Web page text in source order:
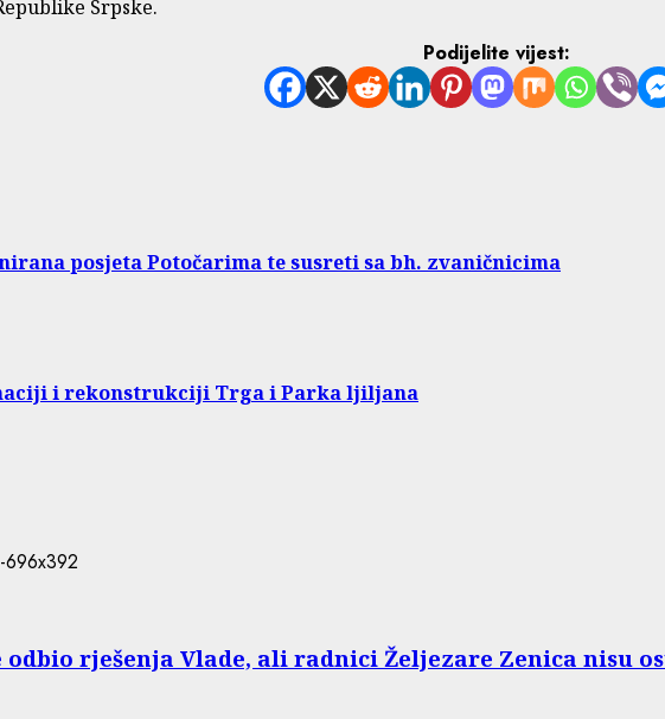
Srpske.
Podijelite vijest:
posjeta Potočarima te susreti sa bh. zvaničnicima
i rekonstrukciji Trga i Parka ljiljana
rješenja Vlade, ali radnici Željezare Zenica nisu